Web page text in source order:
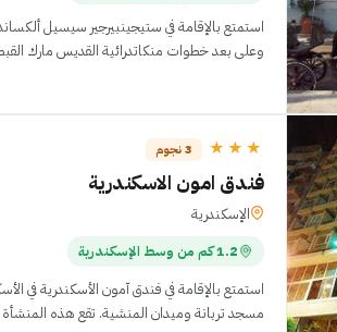
استمتع بالإقامة في ستيجينبيرجير سيسيل
وعلى بعد خطوات منكاتدرائية القديس مارك
★★★ 3 نجوم
فندق امون الاسكندرية
الإسكندرية
1.2 كم من وسط الإسكندرية
استمتع بالإقامة في فندق آمون الأسكندرية في
مسجد تربانة وميدان المنشية. تقع هذه